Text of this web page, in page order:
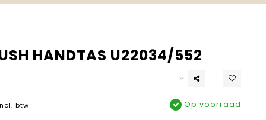
HANDTAS U22034/552
btw Op voorraad